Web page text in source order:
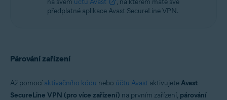
na svém účtu Avast
, na kterém máte své
předplatné aplikace Avast SecureLine VPN.
Párování zařízení
Až pomocí aktivačního kódu nebo účtu Avast aktivujeteAvast
SecureLine VPN (pro více zařízení) na prvním zařízení, párování